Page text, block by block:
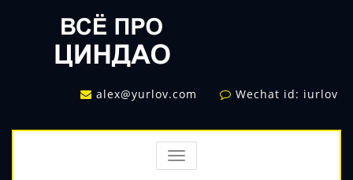
alex@yurlov.com Wechat id: iurlov
TOGGLE
NAVIGATION